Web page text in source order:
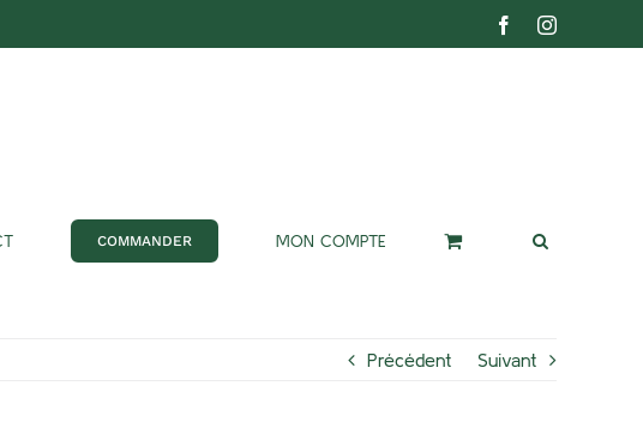
FacebookInstagram
COMMANDER MON COMPTE
Précédent Suivant